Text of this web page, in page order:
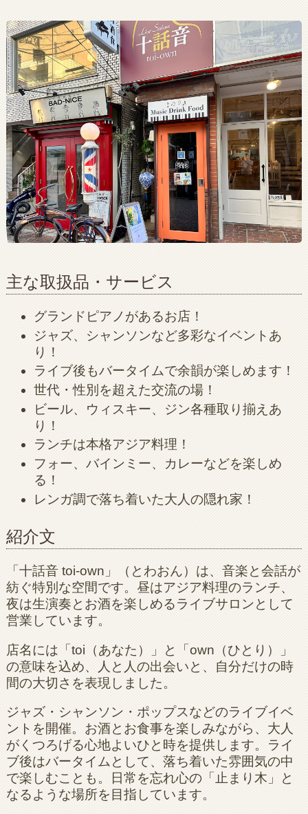
主な取扱品・サービス
グランドピアノがあるお店！
ジャズ、シャンソンなど多彩なイベントあ
り！
ライブ後もバータイムで余韻が楽しめます！
世代・性別を超えた交流の場！
ビール、ウィスキー、ジン各種取り揃えあ
り！
ランチは本格アジア料理！
フォー、バインミー、カレーなどを楽しめ
る！
レンガ調で落ち着いた大人の隠れ家！
紹介文
「十話音 toi-own」（とわおん）は、音楽と会話が
紡ぐ特別な空間です。昼はアジア料理のランチ、
夜は生演奏とお酒を楽しめるライブサロンとして
営業しています。
店名には「toi（あなた）」と「own（ひとり）」
の意味を込め、人と人の出会いと、自分だけの時
間の大切さを表現しました。
ジャズ・シャンソン・ポップスなどのライブイベ
ントを開催。お酒とお食事を楽しみながら、大人
がくつろげる心地よいひと時を提供します。ライ
ブ後はバータイムとして、落ち着いた雰囲気の中
で楽しむことも。日常を忘れ心の「止まり木」と
なるような場所を目指しています。